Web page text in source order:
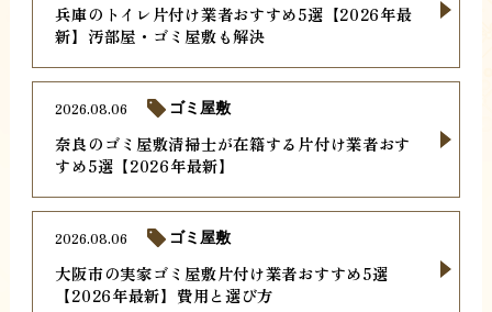
兵庫のトイレ片付け業者おすすめ5選【2026年最
新】汚部屋・ゴミ屋敷も解決
奈良のゴミ屋敷清掃士が在籍する片付け業者おす
すめ5選【2026年最新】
2026.08.06 ゴミ屋敷
大阪市の実家ゴミ屋敷片付け業者おすすめ5選
【2026年最新】費用と選び方
2026.08.06 ゴミ屋敷